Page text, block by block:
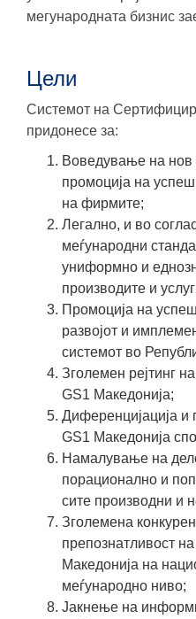
мегународната бизнис
Цели
Системот на
придонесе за:
Воведување на нов
промоција на
на фирмите;
Легално, и во
меѓународни
униформно и
производите и
Промоција на
развојот и
системот во
Зголемен рејтинг
GS1 Македонија;
Диференцијација и
GS1 Македонија
Намалување на
порационално и
сите производни и
Зголемена
препознатливост
Македонија на
меѓународно ниво;
Јакнење на